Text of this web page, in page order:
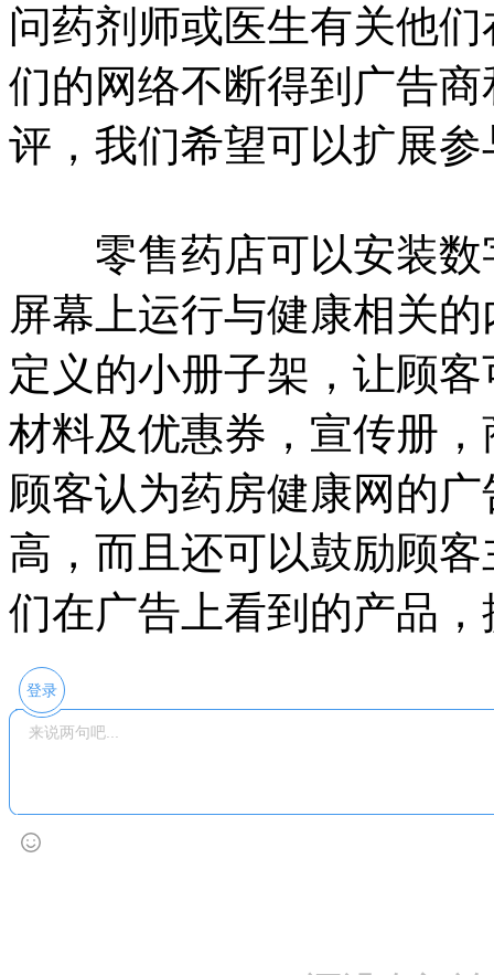
问药剂师或医生有关他
们的网络不断得到广告
评，我们希望可以扩展
零售药店可以安装数
屏幕上运行与健康相关
定义的小册子架，让顾
材料及优惠券，宣传册
顾客认为药房健康网的
高，而且还可以鼓励顾
们在广告上看到的产品
登录